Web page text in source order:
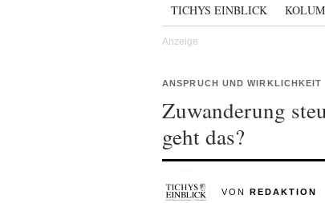
TICHYS EINBLICK
ANSPRUCH UND WIRKLICHKEIT
Zuwanderung
geht das?
VON REDAKTION